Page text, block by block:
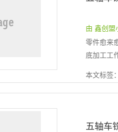
由 鑫创盟
零件愈来
底加工工
本文标签：
五轴车